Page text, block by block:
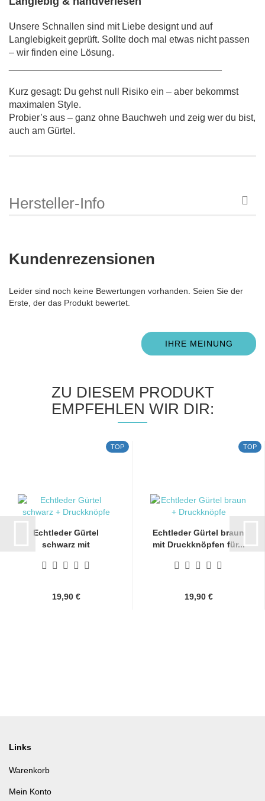
Unsere Schnallen sind mit Liebe designt und auf
Langlebigkeit geprüft. Sollte doch mal etwas nicht passen
– wir finden eine Lösung.
Kurz gesagt: Du gehst null Risiko ein – aber bekommst
maximalen Style.
Probier’s aus – ganz ohne Bauchweh und zeig wer du bist,
auch am Gürtel.
Hersteller-Info
Kundenrezensionen
Leider sind noch keine Bewertungen vorhanden. Seien Sie der
Erste, der das Produkt bewertet.
IHRE MEINUNG
ZU DIESEM PRODUKT
EMPFEHLEN WIR DIR:
TOP
Echtleder Gürtel
schwarz mit
19,90 €
TOP
Echtleder Gürtel braun
mit Druckknöpfen für...
19,90 €
Links
Warenkorb
Mein Konto